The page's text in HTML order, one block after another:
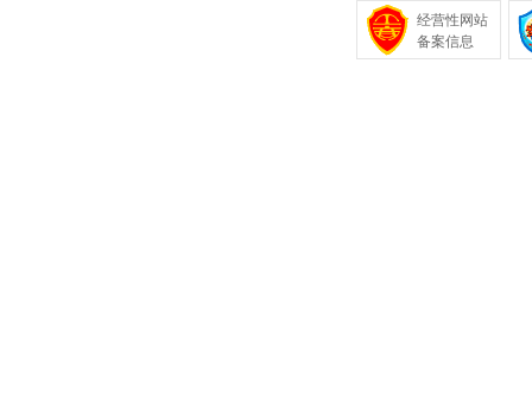
经营性网站
备案信息